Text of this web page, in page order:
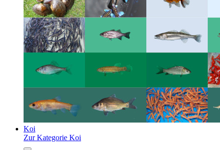
Koi
Zur Kategorie Koi